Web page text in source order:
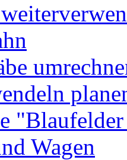
Wagen